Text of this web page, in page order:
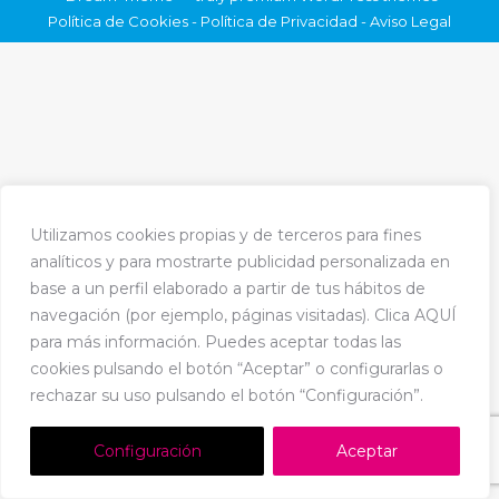
Utilizamos cookies propias y de terceros para fines
analíticos y para mostrarte publicidad personalizada en
base a un perfil elaborado a partir de tus hábitos de
navegación (por ejemplo, páginas visitadas). Clica AQUÍ
para más información. Puedes aceptar todas las
cookies pulsando el botón “Aceptar” o configurarlas o
rechazar su uso pulsando el botón “Configuración”.
Configuración Aceptar
Política de Cookies- Política de Privacidad -Aviso Legal